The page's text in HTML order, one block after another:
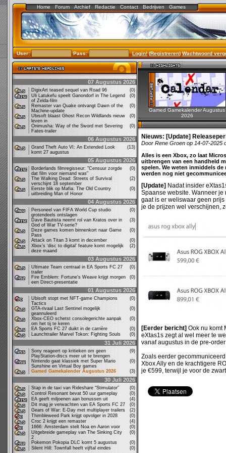
Home Forum Archief Redactie Contact Bedrijven Games
User: Pass: Login!(Registreren)Wachtwoord
07 Augustus 2026
DigixArt teased sequel van Road 96
(0)
Uli Latukefu speelt Ganondorf in The Legend
of Zelda-film
(0)
Remaster van Quake ontvangt Dawn of the
Machine-update
(0)
Ubisoft blaast Ghost Recon Wildlands nieuw
leven in
(0)
Onimusha: Way of the Sword met Severing
Fates-trailer
(0)
06 Augustus 2026
Grand Theft Auto VI: An Extended Look
komt 27 augustus
(13)
05 Augustus 2026
Borderlands filmregisseur: "Censuur zorgde
dat film voor niemand was"
(0)
The Walking Dead: Streets of Survival
verschijnt 18 september
(2)
Eerste blik op Mafia: The Old Country
uitbreiding Man of Honor
(0)
04 Augustus 2026
Personeel van FIFA World Cup studio
grotendeels ontslagen
(0)
Dave Bautista neemt rol van Kratos over in
God of War TV-serie?
(3)
Deze games komen binnenkort naar Game
Pass
(0)
Attack on Titan 3 komt in december
(0)
Xbox’s ‘disc to digital’ feature komt mogelijk
deze maand
(2)
03 Augustus 2026
Ultimate Team centraal in EA Sports FC 27
trailer
(0)
Fire Emblem: Fortune's Weave krijgt morgen
een Direct-presentatie
(0)
01 Augustus 2026
Ubisoft stopt met NFT-game Champions
Tactics
(0)
GTA-rivaal Last Sentinel mogelijk
geannuleerd
(0)
Xbox-CEO schetst consolegerichte aanpak
om het tij te keren
(0)
EA Sports FC 27 duikt in de carrière
(0)
Launchtrailer Marvel Tokon: Fighting Souls
(0)
31 Juli 2026
Sony reageert op kritieken om geen
PlayStation-discs meer uit te brengen
(9)
Nintendo gaat klassiek met Super Mario
Sunshine en Virtual Boy games
(0)
Gamed Gamekalender Augustus 2026
(3)
30 Juli 2026
Stap in de taxi van Rideshare “Stimulator”
(0)
Control Resonant bevat 50 uur gameplay
(0)
EA geeft miljoenen aan bonussen uit
(4)
Dit mag je verwachten van EA Sports FC 27
(0)
Gears of War: E-Day met multiplayer trailers
(2)
Thimbleweed Park krijgt opvolger in 2028
(0)
Croc 2 krijgt een remaster
(4)
1666: Amsterdam stelt Noa en Aaron voor
(0)
Uitgebreide gameplay van The Sinking City
2
(0)
Pokemon Pokopia DLC komt 5 augustus
(0)
Silent Hill: Townfall heeft vijftal eindes
(0)
Gamed Gamekalender Augustus
2026
Nieuws: [Update]
Door Rene Groen op 14-07-2025
Alles is een Xbox, zo laat
uitbrengen van een handheld
spelen. We weten inmiddels de
werden nog niet
[Update] Nadat insider
Spaanse website. Wanneer je
gaat is er weliswaar geen
je de prijzen wel verschijnen,
[Eerder bericht] Ook nu komt
eXtas1s zegt al wel meer te
vanaf augustus in de pre-
Zoals eerder
Xbox Ally en de krachtigere
je €599, terwijl je voor de